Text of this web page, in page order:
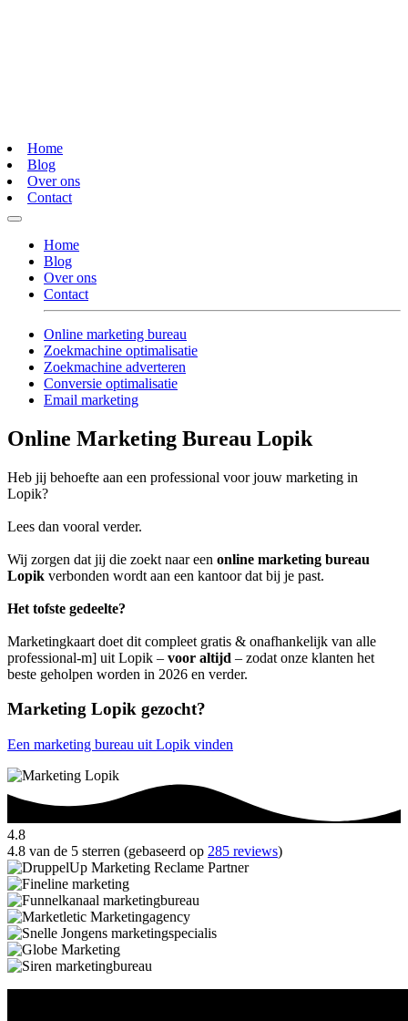
Home
Blog
Over ons
Contact
Home
Blog
Over ons
Contact
Online marketing bureau
Zoekmachine optimalisatie
Zoekmachine adverteren
Conversie optimalisatie
Email marketing
Online Marketing Bureau Lopik
Heb jij behoefte aan een professional voor jouw marketing in
Lopik?
Lees dan vooral verder.
Wij zorgen dat jij die zoekt naar een online marketing bureau
Lopik verbonden wordt aan een kantoor dat bij je past.
Het tofste gedeelte?
Marketingkaart doet dit compleet gratis & onafhankelijk van alle
professional-m] uit Lopik – voor altijd – zodat onze klanten het
beste geholpen worden in 2026 en verder.
Marketing Lopik gezocht?
Een marketing bureau uit Lopik vinden
4.8
4.8 van de 5 sterren (gebaseerd op 285 reviews)